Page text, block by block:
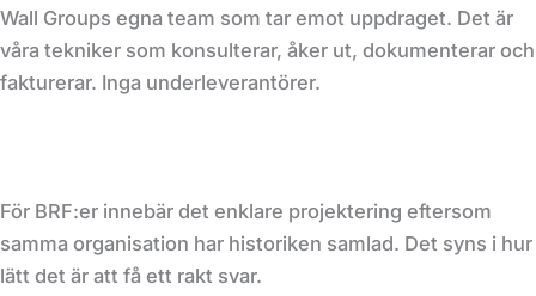
Wall Groups egna team som tar emot uppdraget. Det är
våra tekniker som konsulterar, åker ut, dokumenterar och
fakturerar. Inga underleverantörer.
För BRF:er innebär det enklare projektering eftersom
samma organisation har historiken samlad. Det syns i hur
lätt det är att få ett rakt svar.